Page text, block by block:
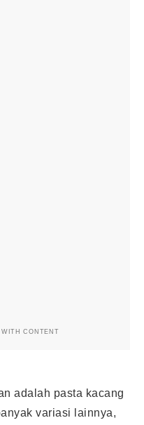
CONTENT
adalah pasta kacang
variasi lainnya,